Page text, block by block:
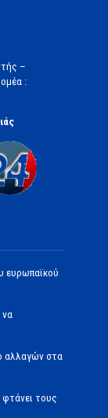
–
:
ευρωπαϊκού
να
αλλαγών στα
τους